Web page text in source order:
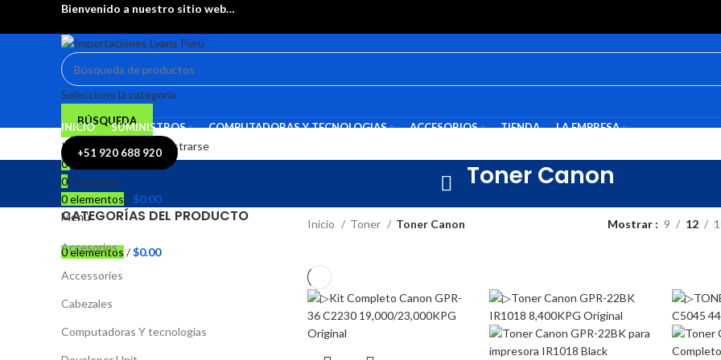
Bienvenido a nuestro sitio web…
Seleccione la categoría
BÚSQUEDA
Inicio De Sesión / Registrarse
0Lista de deseos
0 Comparar
0elementos / $0.00
Menú
0elementos /$0.00
INICIO SUMINISTROS COMPUTADORAS Y TECNOLOGIAS ACCESORIOS TIENDA
LA EMPRESA
+51 920 688 920
Toner Canon
CATEGORÍAS DEL PRODUCTO
Accesorios
Accessories
Cabezales
Computadoras Y tecnologias
Inicio Toner Toner Canon Mostrar 9 12